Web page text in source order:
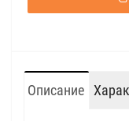
Описание